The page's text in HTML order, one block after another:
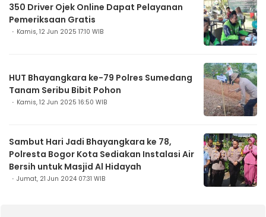
350 Driver Ojek Online Dapat Pelayanan
Pemeriksaan Gratis
Kamis, 12 Jun 2025 17:10 WIB
HUT Bhayangkara ke-79 Polres Sumedang
Tanam Seribu Bibit Pohon
Kamis, 12 Jun 2025 16:50 WIB
Sambut Hari Jadi Bhayangkara ke 78,
Polresta Bogor Kota Sediakan Instalasi Air
Bersih untuk Masjid Al Hidayah
Jumat, 21 Jun 2024 07:31 WIB